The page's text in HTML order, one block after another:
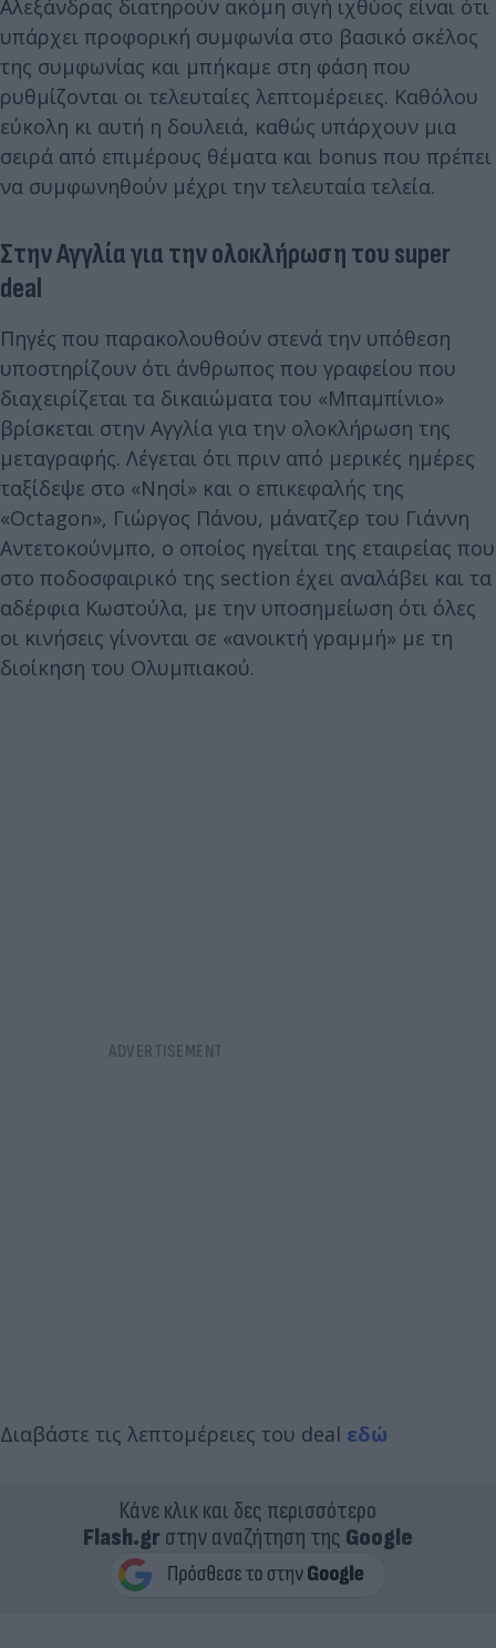
Αλεξάνδρας διατηρούν ακόμη σιγή ιχθύος είναι ότι
υπάρχει προφορική συμφωνία στο βασικό σκέλος
της συμφωνίας και μπήκαμε στη φάση που
ρυθμίζονται οι τελευταίες λεπτομέρειες. Καθόλου
εύκολη κι αυτή η δουλειά, καθώς υπάρχουν μια
σειρά από επιμέρους θέματα και bonus που πρέπει
να συμφωνηθούν μέχρι την τελευταία τελεία.
Στην Αγγλία για την ολοκλήρωση του super
deal
Πηγές που παρακολουθούν στενά την υπόθεση
υποστηρίζουν ότι άνθρωπος που γραφείου που
διαχειρίζεται τα δικαιώματα του «Μπαμπίνιο»
βρίσκεται στην Αγγλία για την ολοκλήρωση της
μεταγραφής. Λέγεται ότι πριν από μερικές ημέρες
ταξίδεψε στο «Νησί» και ο επικεφαλής της
«Octagon», Γιώργος Πάνου, μάνατζερ του Γιάννη
Αντετοκούνμπο, ο οποίος ηγείται της εταιρείας που
στο ποδοσφαιρικό της section έχει αναλάβει και τα
αδέρφια Κωστούλα, με την υποσημείωση ότι όλες
οι κινήσεις γίνονται σε «ανοικτή γραμμή» με τη
διοίκηση του Ολυμπιακού.
Διαβάστε τις λεπτομέρειες του deal εδώ
Κάνε κλικ και δες περισσότερο
Flash.grστην αναζήτηση της Google